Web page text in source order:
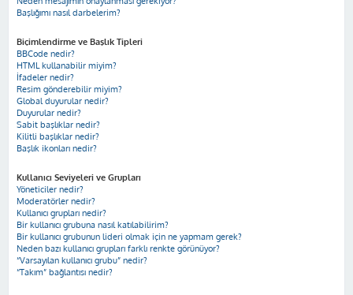
Başlığımı nasıl darbelerim?
Biçimlendirme ve Başlık Tipleri
BBCode nedir?
HTML kullanabilir miyim?
İfadeler nedir?
Resim gönderebilir miyim?
Global duyurular nedir?
Duyurular nedir?
Sabit başlıklar nedir?
Kilitli başlıklar nedir?
Başlık ikonları nedir?
Kullanıcı Seviyeleri ve Grupları
Yöneticiler nedir?
Moderatörler nedir?
Kullanıcı grupları nedir?
Bir kullanıcı grubuna nasıl katılabilirim?
Bir kullanıcı grubunun lideri olmak için ne yapmam gerek?
Neden bazı kullanıcı grupları farklı renkte görünüyor?
“Varsayılan kullanıcı grubu” nedir?
“Takım” bağlantısı nedir?